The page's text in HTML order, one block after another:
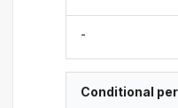
-
Conditional